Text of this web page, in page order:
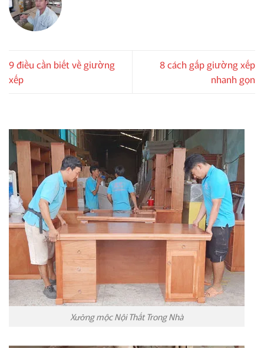
9 điều cần biết về giường
xếp
8 cách gấp giường xếp
nhanh gọn
Xưởng mộc Nội Thất Trong Nhà